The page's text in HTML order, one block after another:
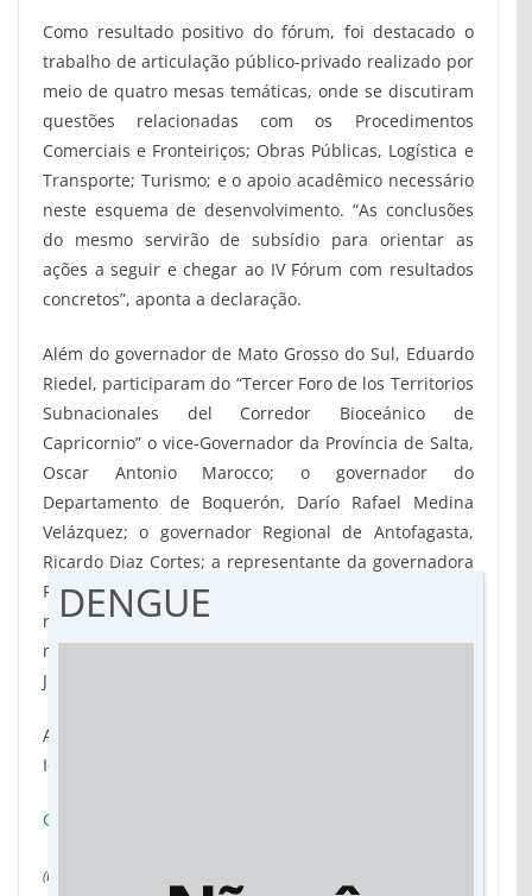
Como resultado positivo do fórum, foi destacado o
trabalho de articulação público-privado realizado por
meio de quatro mesas temáticas, onde se discutiram
questões relacionadas com os Procedimentos
Comerciais e Fronteiriços; Obras Públicas, Logística e
Transporte; Turismo; e o apoio acadêmico necessário
neste esquema de desenvolvimento. “As conclusões
do mesmo servirão de subsídio para orientar as
ações a seguir e chegar ao IV Fórum com resultados
concretos”, aponta a declaração.
Além do governador de Mato Grosso do Sul, Eduardo
Riedel, participaram do “Tercer Foro de los Territorios
Subnacionales del Corredor Bioceánico de
Capricornio” o vice-Governador da Província de Salta,
Oscar Antonio Marocco; o governador do
Departamento de Boquerón, Darío Rafael Medina
Velázquez; o governador Regional de Antofagasta,
Ricardo Diaz Cortes; a representante da governadora
Regional de Tarapacá, Carolina Quinteros Muñoz; o
representante do governador da Província de Jujuy e
ministro do Desenvolvimento Econômico e Produção,
Juan Carlos Abud Robles.
A próxima reunião será realizada na cidade de
Iquique na segunda quinzena de novembro.
Clique aqui para visualizar a Declaração de Salta
(Da assessoria)
DENGUE